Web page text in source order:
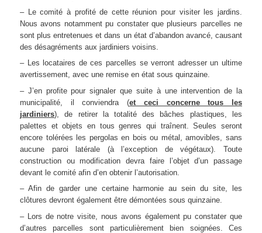
– Le comité à profité de cette réunion pour visiter les jardins.
Nous avons notamment pu constater que plusieurs parcelles ne
sont plus entretenues et dans un état d’abandon avancé, causant
des désagréments aux jardiniers voisins.
– Les locataires de ces parcelles se verront adresser un ultime
avertissement, avec une remise en état sous quinzaine.
– J’en profite pour signaler que suite à une intervention de la
municipalité, il conviendra (et ceci concerne tous les
jardiniers), de retirer la totalité des bâches plastiques, les
palettes et objets en tous genres qui traînent. Seules seront
encore tolérées les pergolas en bois ou métal, amovibles, sans
aucune paroi latérale (à l’exception de végétaux). Toute
construction ou modification devra faire l’objet d’un passage
devant le comité afin d’en obtenir l’autorisation.
– Afin de garder une certaine harmonie au sein du site, les
clôtures devront également être démontées sous quinzaine.
– Lors de notre visite, nous avons également pu constater que
d’autres parcelles sont particulièrement bien soignées. Ces